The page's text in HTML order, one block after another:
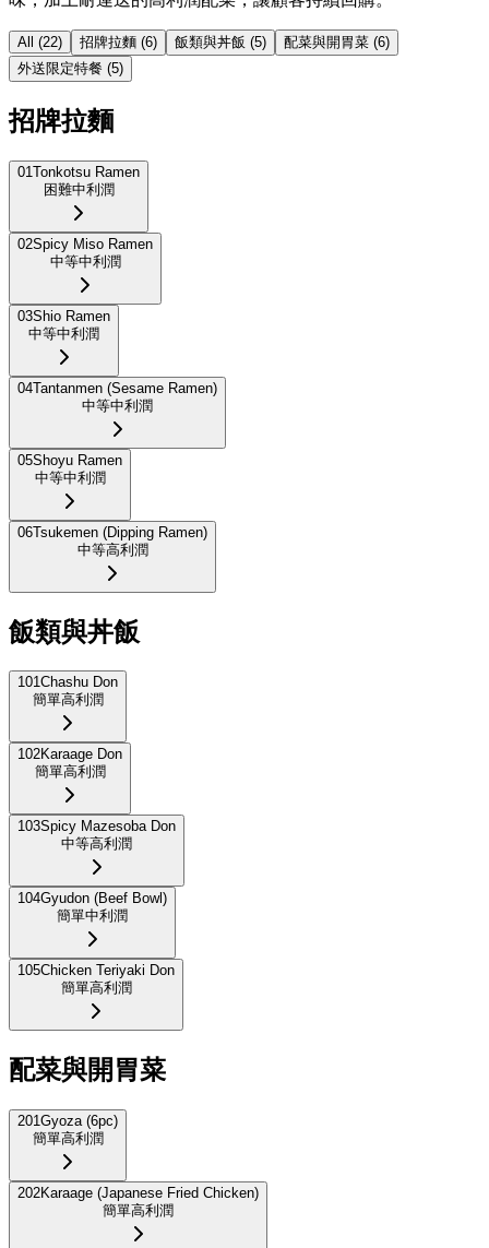
All (22) 招牌拉麵 (6) 飯類與丼飯 (5) 配菜與開胃菜 (6)
外送限定特餐 (5)
招牌拉麵
01Tonkotsu Ramen
困難中利潤
02Spicy Miso Ramen
中等中利潤
03Shio Ramen
中等中利潤
04Tantanmen (Sesame Ramen)
中等中利潤
05Shoyu Ramen
中等中利潤
06Tsukemen (Dipping Ramen)
中等高利潤
飯類與丼飯
101Chashu Don
簡單高利潤
102Karaage Don
簡單高利潤
103Spicy Mazesoba Don
中等高利潤
104Gyudon (Beef Bowl)
簡單中利潤
105Chicken Teriyaki Don
簡單高利潤
配菜與開胃菜
201Gyoza (6pc)
簡單高利潤
202Karaage (Japanese Fried Chicken)
簡單高利潤